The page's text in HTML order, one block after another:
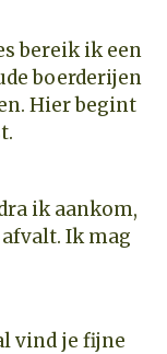
bereik ik een
boerderijen
Hier begint
ik aankom,
Ik mag
vind je fijne